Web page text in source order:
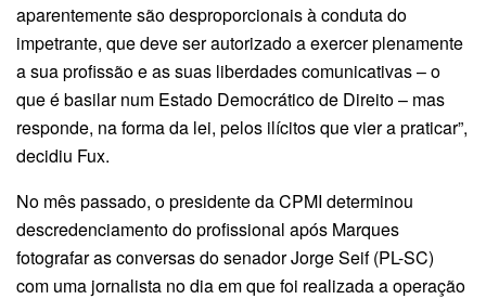
aparentemente são desproporcionais à conduta do
impetrante, que deve ser autorizado a exercer plenamente
a sua profissão e as suas liberdades comunicativas – o
que é basilar num Estado Democrático de Direito – mas
responde, na forma da lei, pelos ilícitos que vier a praticar”,
decidiu Fux.
No mês passado, o presidente da CPMI determinou
descredenciamento do profissional após Marques
fotografar as conversas do senador Jorge Seif (PL-SC)
com uma jornalista no dia em que foi realizada a operação